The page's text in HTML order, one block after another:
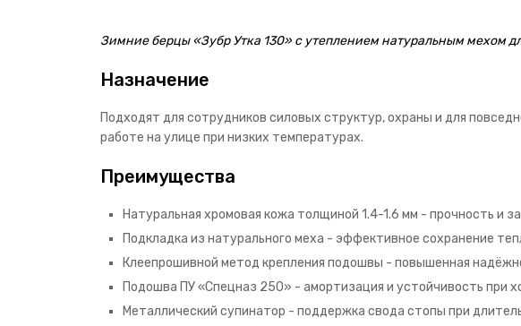
Зимние берцы «Зубр Утка 130» с утеплением натуральным мехом
Назначение
Подходят для сотрудников силовых структур, охраны и для
работе на улице при низких температурах.
Преимущества
Натуральная хромовая кожа толщиной 1.4-1.6 мм - прочность и
Подкладка из натурального меха - эффективное сохранение
Клеепрошивной метод крепления подошвы - повышенная
Подошва ПУ «Спецназ 250» - амортизация и устойчивость при
Металлический супинатор - поддержка свода стопы при